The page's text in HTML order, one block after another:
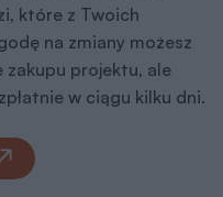
które z Twoich
na zmiany możesz
projektu, ale
w ciągu kilku dni.